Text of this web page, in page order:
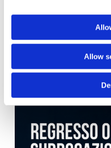
Allow
Recent posts.
Diritto civile, Michela Colitta,